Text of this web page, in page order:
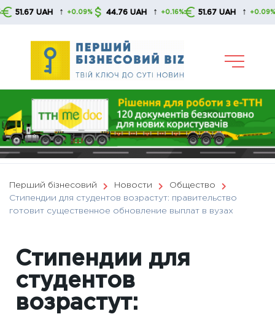
Skip
UAH ↑ +0.09% 44.76 UAH ↑ +0.16% 51.67 UAH ↑ +0.09%
Перший бізнесовий Новости
Общество
Стипендии для студентов возрастут: правительство
готовит существенное обновление выплат в вузах
Стипендии для
студентов
возрастут: